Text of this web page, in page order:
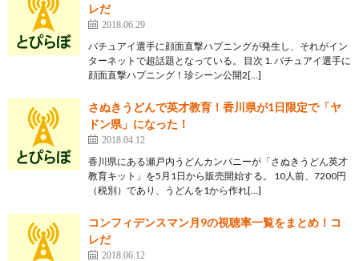
レだ
2018.06.29
バチュアイ選手に顔面直撃ハプニングが発生し、それがイン
ターネットで超話題となっている。 目次 1. バチュアイ選手に
顔面直撃ハプニング！珍シーン公開2[…]
さぬきうどんで英才教育！香川県が1日限定で「ヤ
ドン県」になった！
2018.04.12
香川県にある瀬戸内うどんカンパニーが「さぬきうどん英才
教育キット」を5月1日から販売開始する。 10人前、7200円
（税別）であり、うどんを1から作れ[…]
コンフィデンスマン月9の視聴率一覧をまとめ！コ
レだ
2018.06.12